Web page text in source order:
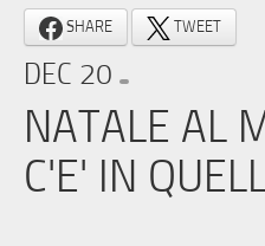
MUSEUMS
ITINERARIES
EVENTS
SHARE TWEET
DEC 20
NATALE AL
C'E' IN
Notice at collection
Your Privacy